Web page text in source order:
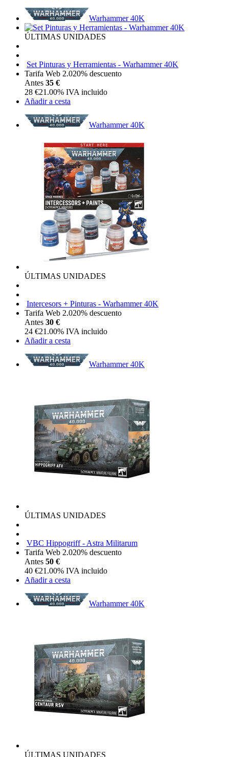
Warhammer 40K
ÚLTIMAS UNIDADES
Set Pinturas y Herramientas - Warhammer 40K
Tarifa Web 2.020% descuento
Antes 35 €
28 €21.00% IVA incluido
Añadir a cesta
Warhammer 40K
ÚLTIMAS UNIDADES
Intercesors + Pinturas - Warhammer 40K
Tarifa Web 2.020% descuento
Antes 30 €
24 €21.00% IVA incluido
Añadir a cesta
Warhammer 40K
ÚLTIMAS UNIDADES
VBC Hippogriff - Astra Militarum
Tarifa Web 2.020% descuento
Antes 50 €
40 €21.00% IVA incluido
Añadir a cesta
Warhammer 40K
ÚLTIMAS UNIDADES